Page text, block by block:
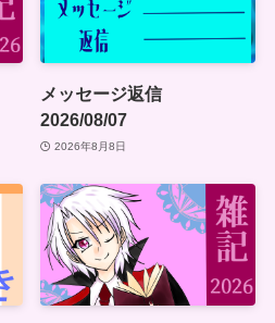
メッセージ返信
2026/08/07
2026年8月8日